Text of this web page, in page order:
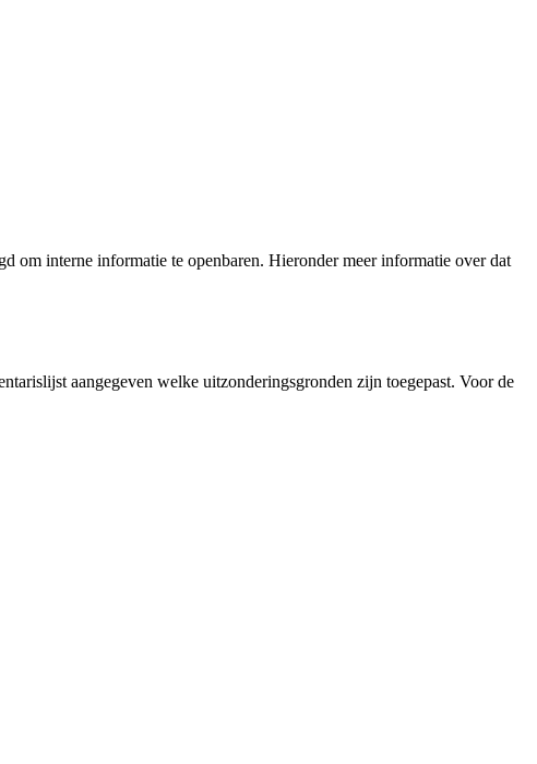
om interne informatie te openbaren. Hieronder meer informatie over dat
aangegeven welke uitzonderingsgronden zijn toegepast. Voor de